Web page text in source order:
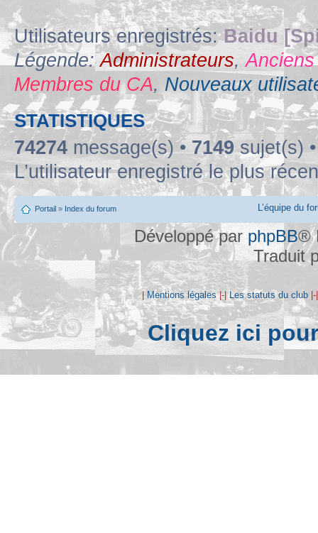
Utilisateurs enregistrés:Baidu
Légende:Administrateurs,
Membres du CA, Nouveaux
STATISTIQUES
74274 message(s) • 7149sujet(s)
L’utilisateur enregistré le plus
Portail » Index du forum L’équipe du
Développé par phpBB®
Traduit
|Mentions légales|-|Les statuts du club
Cliquez ici